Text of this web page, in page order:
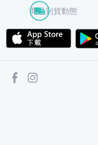
商品到貨動態
APP
facebook